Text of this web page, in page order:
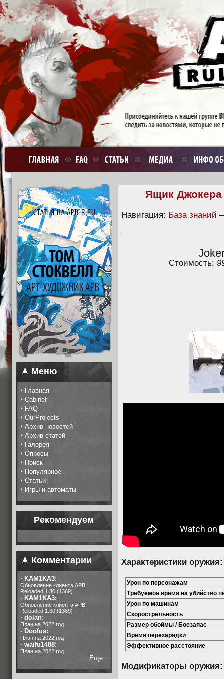
Меню
· Главная
· Cabinet
· FAQ
· OurProjects
· Архив новостей
· Архив статей
· Галерея
· Опросы
· Поиск
· Популярное
· Статьи
· Игры и автоматы
Рекомендуем
Комментарии
· KAM1KA3:
Обновление клиента APB
Reloaded 1.30 (1369)
· KAM1KA3:
Обновление клиента APB
Reloaded 1.30 (1369)
· dolan:
План на 2022 год
· Doofus:
План на 2022 год
· waifu1488:
План на 2022 год
Еще...
Ящик Джокера
Навигация: База знаний
Стоимость:
Характеристики оружия:
Урон по персонажам
Требуемое время на убийство
Урон по машинам
Скорострельность
Размер обоймы / Боезапас
Время перезарядки
Эффективное расстояние
Модификаторы оружия: